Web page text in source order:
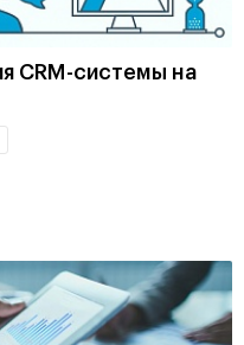
CRM-системы на